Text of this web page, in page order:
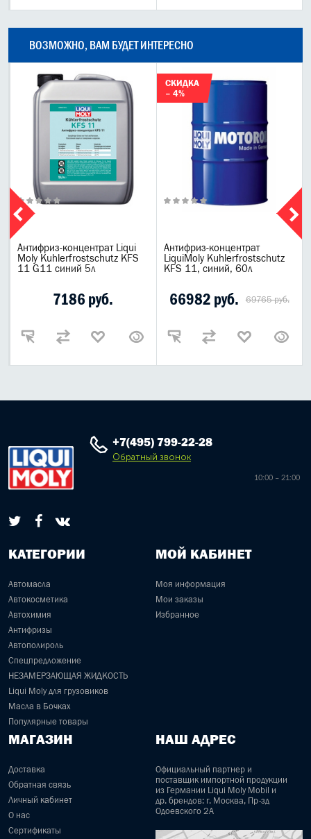
ВОЗМОЖНО, ВАМ БУДЕТ ИНТЕРЕСНО
Антифриз-концентрат Liqui
Moly Kuhlerfrostschutz KFS
11 G11 синий 5л
7186 руб.
СКИДКА
– 4%
Антифриз-концентрат
LiquiMoly Kuhlerfrostschutz
KFS 11, синий, 60л
66982 руб. 69765 руб.
+7(495) 799-22-28
Обратный звонок
10:00 – 21:00
КАТЕГОРИИ
Автомасла
Автокосметика
Автохимия
Антифризы
Автополироль
Спецпредложение
НЕЗАМЕРЗАЮЩАЯ ЖИДКОСТЬ
Liqui Moly для грузовиков
Масла в Бочках
Популярные товары
МОЙ КАБИНЕТ
Моя информация
Мои заказы
Избранное
МАГАЗИН
Доставка
Обратная связь
Личный кабинет
О нас
Сертификаты
НАШ АДРЕС
Официальный партнер и
поставщик импортной продукции
из Германии Liqui Moly Mobil и
др. брендов: г. Москва, Пр-зд
Одоевского 2А